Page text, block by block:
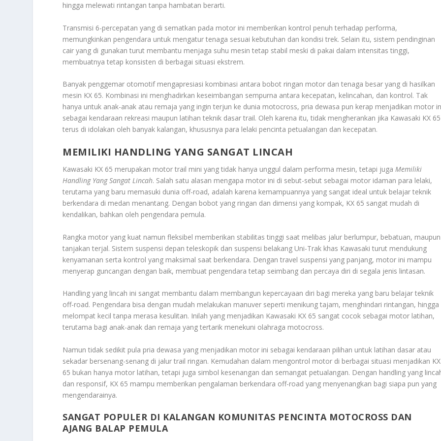
hingga melewati rintangan tanpa hambatan berarti.
Transmisi 6-percepatan yang di sematkan pada motor ini memberikan kontrol penuh terhadap performa,
memungkinkan pengendara untuk mengatur tenaga sesuai kebutuhan dan kondisi trek. Selain itu, sistem pendinginan
cair yang di gunakan turut membantu menjaga suhu mesin tetap stabil meski di pakai dalam intensitas tinggi,
membuatnya tetap konsisten di berbagai situasi ekstrem.
Banyak penggemar otomotif mengapresiasi kombinasi antara bobot ringan motor dan tenaga besar yang di hasilkan
mesin KX 65. Kombinasi ini menghadirkan keseimbangan sempurna antara kecepatan, kelincahan, dan kontrol. Tak
hanya untuk anak-anak atau remaja yang ingin terjun ke dunia motocross, pria dewasa pun kerap menjadikan motor
sebagai kendaraan rekreasi maupun latihan teknik dasar trail. Oleh karena itu, tidak mengherankan jika Kawasaki KX 65
terus di idolakan oleh banyak kalangan, khususnya para lelaki pencinta petualangan dan kecepatan.
MEMILIKI HANDLING YANG SANGAT LINCAH
Kawasaki KX 65 merupakan motor trail mini yang tidak hanya unggul dalam performa mesin, tetapi jugaMemiliki
Handling Yang Sangat Lincah. Salah satu alasan mengapa motor ini di sebut-sebut sebagai motor idaman para lelaki,
terutama yang baru memasuki dunia off-road, adalah karena kemampuannya yang sangat ideal untuk belajar teknik
berkendara di medan menantang. Dengan bobot yang ringan dan dimensi yang kompak, KX 65 sangat mudah di
kendalikan, bahkan oleh pengendara pemula.
Rangka motor yang kuat namun fleksibel memberikan stabilitas tinggi saat melibas jalur berlumpur, bebatuan, maupun
tanjakan terjal. Sistem suspensi depan teleskopik dan suspensi belakang Uni-Trak khas Kawasaki turut mendukung
kenyamanan serta kontrol yang maksimal saat berkendara. Dengan travel suspensi yang panjang, motor ini mampu
menyerap guncangan dengan baik, membuat pengendara tetap seimbang dan percaya diri di segala jenis lintasan.
Handling yang lincah ini sangat membantu dalam membangun kepercayaan diri bagi mereka yang baru belajar teknik
off-road. Pengendara bisa dengan mudah melakukan manuver seperti menikung tajam, menghindari rintangan, hingga
melompat kecil tanpa merasa kesulitan. Inilah yang menjadikan Kawasaki KX 65 sangat cocok sebagai motor latihan,
terutama bagi anak-anak dan remaja yang tertarik menekuni olahraga motocross.
Namun tidak sedikit pula pria dewasa yang menjadikan motor ini sebagai kendaraan pilihan untuk latihan dasar atau
sekadar bersenang-senang di jalur trail ringan. Kemudahan dalam mengontrol motor di berbagai situasi menjadikan KX
65 bukan hanya motor latihan, tetapi juga simbol kesenangan dan semangat petualangan. Dengan handling yang
dan responsif, KX 65 mampu memberikan pengalaman berkendara off-road yang menyenangkan bagi siapa pun yang
mengendarainya.
SANGAT POPULER DI KALANGAN KOMUNITAS PENCINTA MOTOCROSS DAN
AJANG BALAP PEMULA